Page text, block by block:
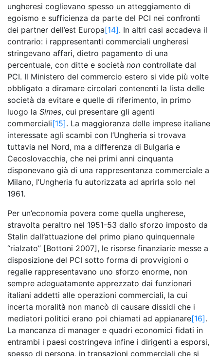
ungheresi coglievano spesso un atteggiamento di
egoismo e sufficienza da parte del PCI nei confronti
dei partner dell’est Europa[14]. In altri casi accadeva il
contrario: i rappresentanti commerciali ungheresi
stringevano affari, dietro pagamento di una
percentuale, con ditte e società non controllate dal
PCI. Il Ministero del commercio estero si vide più volte
obbligato a diramare circolari contenenti la lista delle
società da evitare e quelle di riferimento, in primo
luogo la Simes, cui presentare gli agenti
commerciali[15]. La maggioranza delle imprese italiane
interessate agli scambi con l’Ungheria si trovava
tuttavia nel Nord, ma a differenza di Bulgaria e
Cecoslovacchia, che nei primi anni cinquanta
disponevano già di una rappresentanza commerciale a
Milano, l’Ungheria fu autorizzata ad aprirla solo nel
1961.
Per un’economia povera come quella ungherese,
stravolta peraltro nel 1951-53 dallo sforzo imposto da
Stalin dall’attuazione del primo piano quinquennale
“rialzato” [Bottoni 2007], le risorse finanziarie messe a
disposizione del PCI sotto forma di provvigioni o
regalie rappresentavano uno sforzo enorme, non
sempre adeguatamente apprezzato dai funzionari
italiani addetti alle operazioni commerciali, la cui
incerta moralità non mancò di causare dissidi che i
mediatori politici erano poi chiamati ad appianare[16].
La mancanza di manager e quadri economici fidati in
entrambi i paesi costringeva infine i dirigenti a esporsi,
spesso di persona, in transazioni commerciali che si